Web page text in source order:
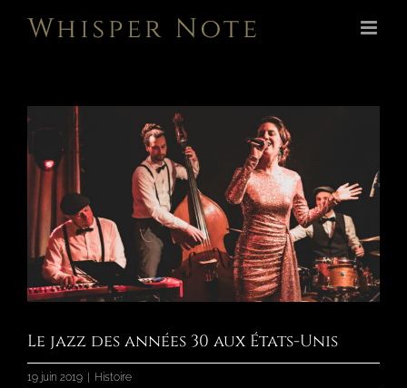
Voir
l'image
agrandie
Le jazz des années 30 aux États-Unis
19 juin 2019 Histoire